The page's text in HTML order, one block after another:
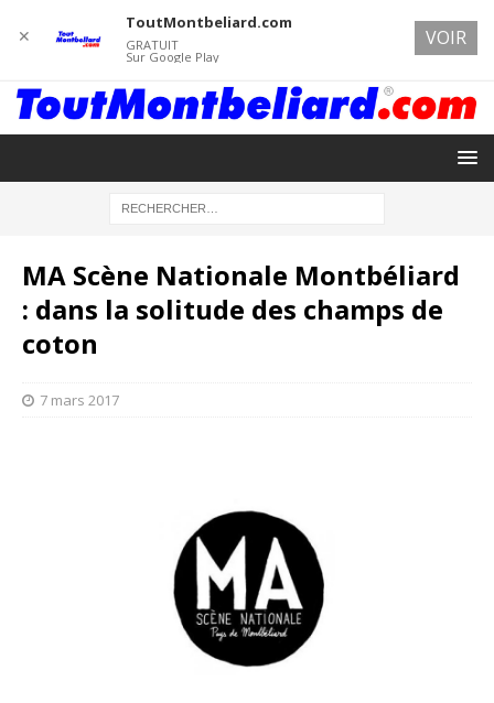
MA Scène Nationale Montbéliard
: dans la solitude des champs de
coton
7 mars 2017
✕
ToutMontbeliard.com
GRATUIT
Sur Google Play
VOIR